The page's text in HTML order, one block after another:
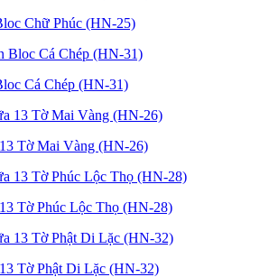
Chữ Phúc (HN-25)
Cá Chép (HN-31)
Tờ Mai Vàng (HN-26)
Tờ Phúc Lộc Thọ (HN-28)
Tờ Phật Di Lặc (HN-32)